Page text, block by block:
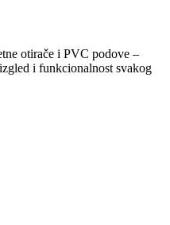
otirače i PVC podove –
i funkcionalnost svakog